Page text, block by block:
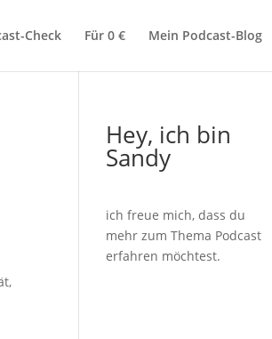
Check Für 0 € Mein Podcast-Blog
Hey, ich bin
Sandy
ich freue mich, dass du
mehr zum Thema Podcast
erfahren möchtest.